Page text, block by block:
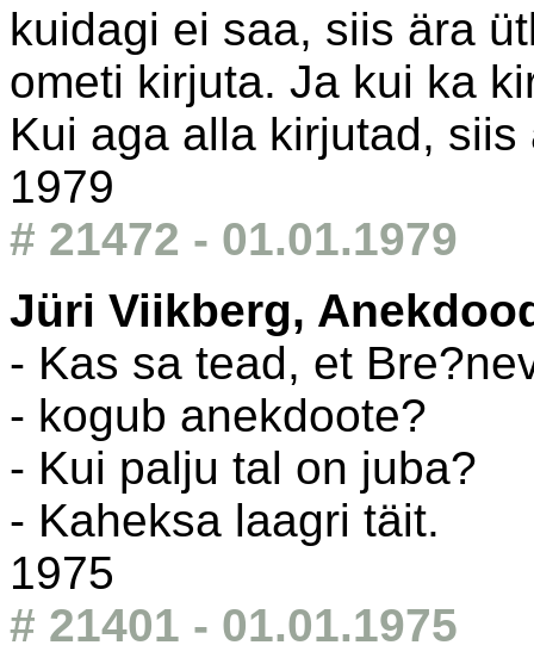
kuidagi ei saa, siis ära
ometi kirjuta. Ja kui ka
Kui aga alla kirjutad, siis
1979
# 21472 - 01.01.1979
Jüri Viikberg,
- Kas sa tead, et
- kogub anekdoote?
- Kui palju tal on juba?
- Kaheksa laagri täit.
1975
# 21401 - 01.01.1975